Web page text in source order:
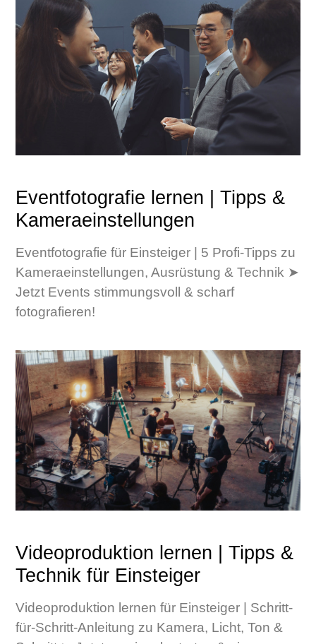
Eventfotografie lernen | Tipps &
Kameraeinstellungen
Eventfotografie für Einsteiger | 5 Profi-Tipps zu
Kameraeinstellungen, Ausrüstung & Technik ➤
Jetzt Events stimmungsvoll & scharf
fotografieren!
Videoproduktion lernen | Tipps &
Technik für Einsteiger
Videoproduktion lernen für Einsteiger | Schritt-
für-Schritt-Anleitung zu Kamera, Licht, Ton &